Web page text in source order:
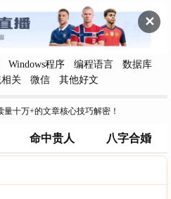
✕
Windows程序 编程语言
数据库
相关 微信 其他好文
十万+的文章核心技巧解密！
命中贵人 八字合婚